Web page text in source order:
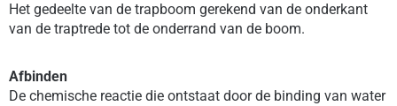
Het gedeelte van de trapboom gerekend van de onderkant
van de traptrede tot de onderrand van de boom.
Afbinden
De chemische reactie die ontstaat door de binding van water